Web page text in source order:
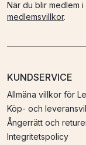
När du blir medlem
medlemsvillkor.
KUNDSERVICE
Allmäna villkor för
Köp- och
Ångerrätt och
Integritetspolicy